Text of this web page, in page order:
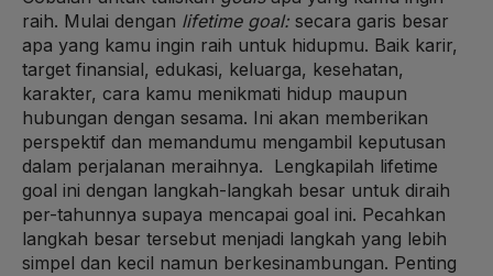
raih. Mulai dengan lifetime goal: secara garis besar
apa yang kamu ingin raih untuk hidupmu. Baik karir,
target finansial, edukasi, keluarga, kesehatan,
karakter, cara kamu menikmati hidup maupun
hubungan dengan sesama. Ini akan memberikan
perspektif dan memandumu mengambil keputusan
dalam perjalanan meraihnya. Lengkapilah lifetime
goal ini dengan langkah-langkah besar untuk diraih
per-tahunnya supaya mencapai goal ini. Pecahkan
langkah besar tersebut menjadi langkah yang lebih
simpel dan kecil namun berkesinambungan. Penting